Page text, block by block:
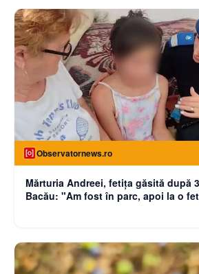
Observatornews.ro
Mărturia Andreei, fetiţa găsită după
Bacău: "Am fost în parc, apoi la o